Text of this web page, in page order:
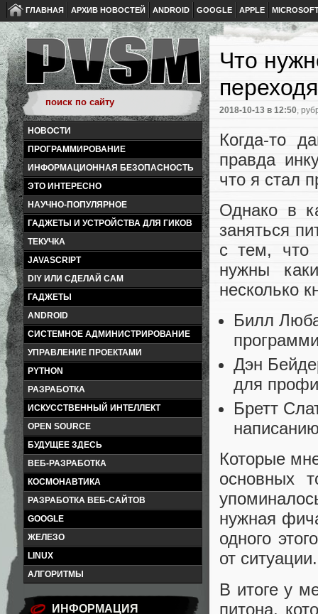
ГЛАВНАЯ АРХИВ НОВОСТЕЙ ANDROID GOOGLE APPLE
НОВОСТИ
ПРОГРАММИРОВАНИЕ
ИНФОРМАЦИОННАЯ БЕЗОПАСНОСТЬ
ЭТО ИНТЕРЕСНО
НАУЧНО-ПОПУЛЯРНОЕ
ГАДЖЕТЫ И УСТРОЙСТВА ДЛЯ ГИКОВ
ТЕКУЧКА
JAVASCRIPT
DIY ИЛИ СДЕЛАЙ САМ
ГАДЖЕТЫ
ANDROID
СИСТЕМНОЕ АДМИНИСТРИРОВАНИЕ
УПРАВЛЕНИЕ ПРОЕКТАМИ
PYTHON
РАЗРАБОТКА
ИСКУССТВЕННЫЙ ИНТЕЛЛЕКТ
OPEN SOURCE
БУДУЩЕЕ ЗДЕСЬ
ВЕБ-РАЗРАБОТКА
КОСМОНАВТИКА
РАЗРАБОТКА ВЕБ-САЙТОВ
GOOGLE
ЖЕЛЕЗО
LINUX
АЛГОРИТМЫ
ИНФОРМАЦИЯ
Что
2018-10-13 в 12:50,
Когда-то
правда
что я стал
Однако в
заняться
с тем, что
нужны
несколько
Билл
Дэн
для
Бретт
Которые
основных
нужная
одного
от ситуации.
В итоге у
питона,